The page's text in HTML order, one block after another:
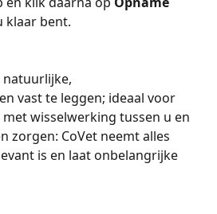
klaar bent.
natuurlijke,
vast te leggen; ideaal voor
wisselwerking tussen u en
zorgen: CoVet neemt alles
is en laat onbelangrijke